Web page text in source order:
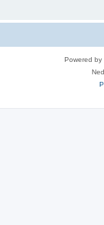
Powered by